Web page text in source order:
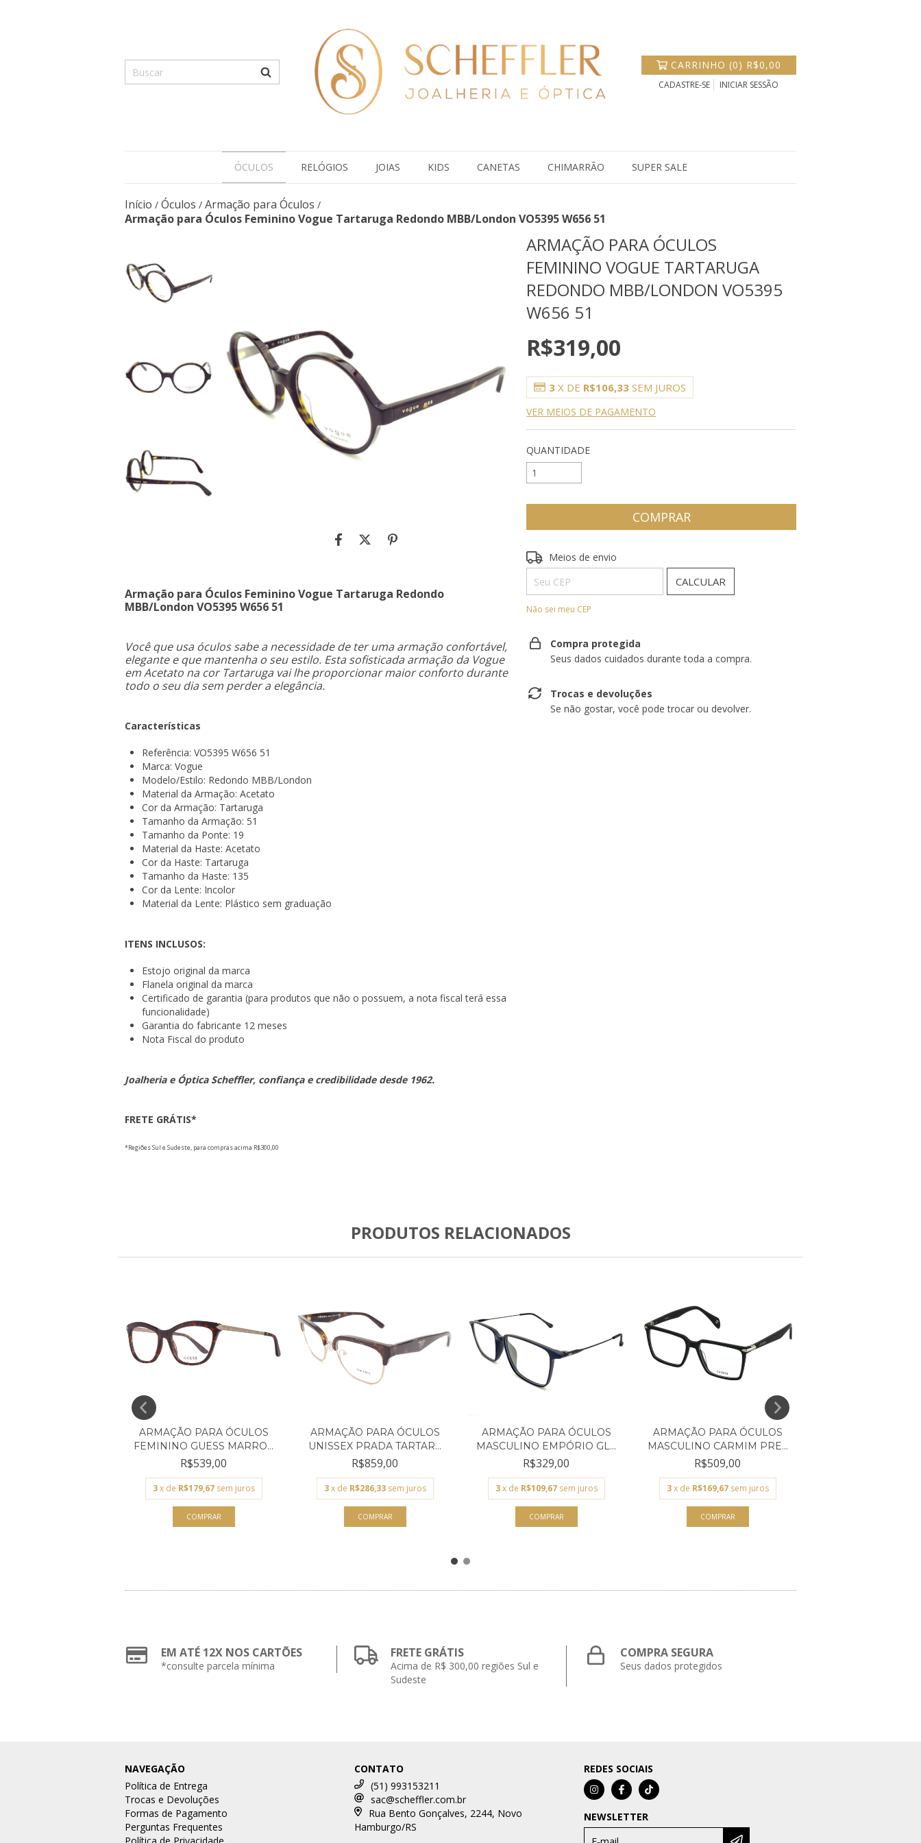
CARRINHO (0) R$0,00
CADASTRE-SE INICIAR SESSÃO
ÓCULOS RELÓGIOS JOIAS KIDS CANETAS CHIMARRÃO SUPER SALE
Início / Óculos / Armação para Óculos /
Armação para Óculos Feminino Vogue Tartaruga Redondo MBB/London VO5395 W656 51
Armação para Óculos Feminino Vogue Tartaruga Redondo
MBB/London VO5395 W656 51
Você que usa óculos sabe a necessidade de ter uma armação confortável,
elegante e que mantenha o seu estilo. Esta sofisticada armação da Vogue
em Acetato na cor Tartaruga vai lhe proporcionar maior conforto durante
todo o seu dia sem perder a elegância.
Características
Referência: VO5395 W656 51
Marca: Vogue
Modelo/Estilo: Redondo MBB/London
Material da Armação: Acetato
Cor da Armação: Tartaruga
Tamanho da Armação: 51
Tamanho da Ponte: 19
Material da Haste: Acetato
Cor da Haste: Tartaruga
Tamanho da Haste: 135
Cor da Lente: Incolor
Material da Lente: Plástico sem graduação
ITENS INCLUSOS:
Estojo original da marca
Flanela original da marca
Certificado de garantia (para produtos que não o possuem, a nota fiscal terá essa
funcionalidade)
Garantia do fabricante 12 meses
Nota Fiscal do produto
Joalheria e Óptica Scheffler, confiança e credibilidade desde 1962.
FRETE GRÁTIS*
*Regiões Sul e Sudeste, para compras acima R$300,00
ARMAÇÃO PARA ÓCULOS
FEMININO VOGUE TARTARUGA
REDONDO MBB/LONDON VO5395
W656 51
R$319,00
3 X DE R$106,33 SEM JUROS
VER MEIOS DE PAGAMENTO
QUANTIDADE
Entregas para o CEP:
Meios de envio
CALCULAR
Não sei meu CEP
Compra protegida
Seus dados cuidados durante toda a compra.
Trocas e devoluções
Se não gostar, você pode trocar ou devolver.
PRODUTOS RELACIONADOS
ARMAÇÃO PARA ÓCULOS
FEMININO GUESS MARRO...
R$539,00
3 x de R$179,67 sem juros
ARMAÇÃO PARA ÓCULOS
UNISSEX PRADA TARTAR...
R$859,00
3 x de R$286,33 sem juros
ARMAÇÃO PARA ÓCULOS
MASCULINO EMPÓRIO GL...
R$329,00
3 x de R$109,67 sem juros
ARMAÇÃO PARA ÓCULOS
MASCULINO CARMIM PRE...
R$509,00
3 x de R$169,67 sem juros
EM ATÉ 12X NOS CARTÕES
*consulte parcela mínima
FRETE GRÁTIS
Acima de R$ 300,00 regiões Sul e
Sudeste
COMPRA SEGURA
Seus dados protegidos
NAVEGAÇÃO
Política de Entrega
Trocas e Devoluções
Formas de Pagamento
Perguntas Frequentes
CONTATO
(51) 993153211
sac@scheffler.com.br
Rua Bento Gonçalves, 2244, Novo
Hamburgo/RS
REDES SOCIAIS
NEWSLETTER